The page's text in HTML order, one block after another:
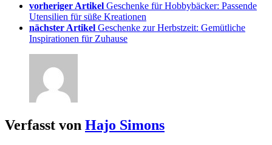
vorheriger Artikel Geschenke für Hobbybäcker: Passende
Utensilien für süße Kreationen
nächster Artikel Geschenke zur Herbstzeit: Gemütliche
Inspirationen für Zuhause
Verfasst von Hajo Simons